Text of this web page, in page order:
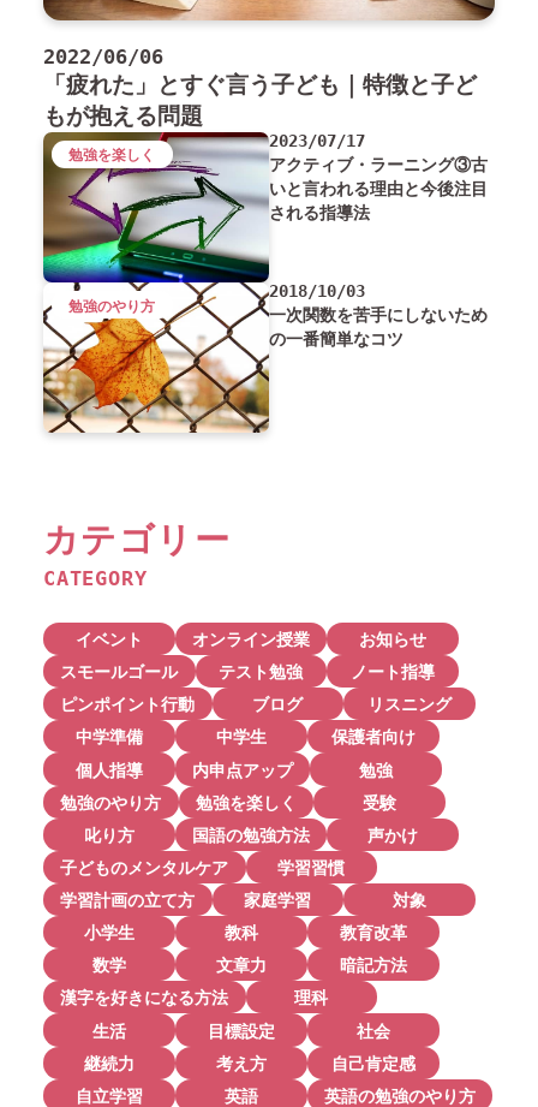
2022/06/06
「疲れた」とすぐ言う子ども｜特徴と子ど
もが抱える問題
2023/07/17
アクティブ・ラーニング③古
いと言われる理由と今後注目
される指導法
勉強を楽しく
2018/10/03
一次関数を苦手にしないため
の一番簡単なコツ
勉強のやり方
カテゴリー
CATEGORY
イベント オンライン授業
お知らせ
スモールゴール
テスト勉強
ノート指導
ピンポイント行動
ブログ
リスニング
中学準備
中学生
保護者向け
個人指導
内申点アップ
勉強
勉強のやり方
勉強を楽しく
受験
叱り方
国語の勉強方法
声かけ
子どものメンタルケア
学習習慣
学習計画の立て方
家庭学習
対象
小学生
教科
教育改革
数学
文章力
暗記方法
漢字を好きになる方法
理科
生活
目標設定
社会
継続力
考え方
自己肯定感
自立学習
英語
英語の勉強のやり方